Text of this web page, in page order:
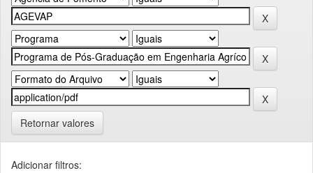
Retornar valores
Adicionar filtros: